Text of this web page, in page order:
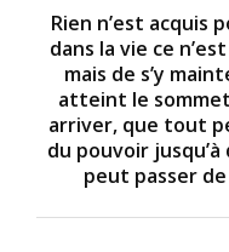
Rien n’est acquis
dans la vie ce
mais de s’y
atteint le
arriver, que tout
du pouvoir
peut passer